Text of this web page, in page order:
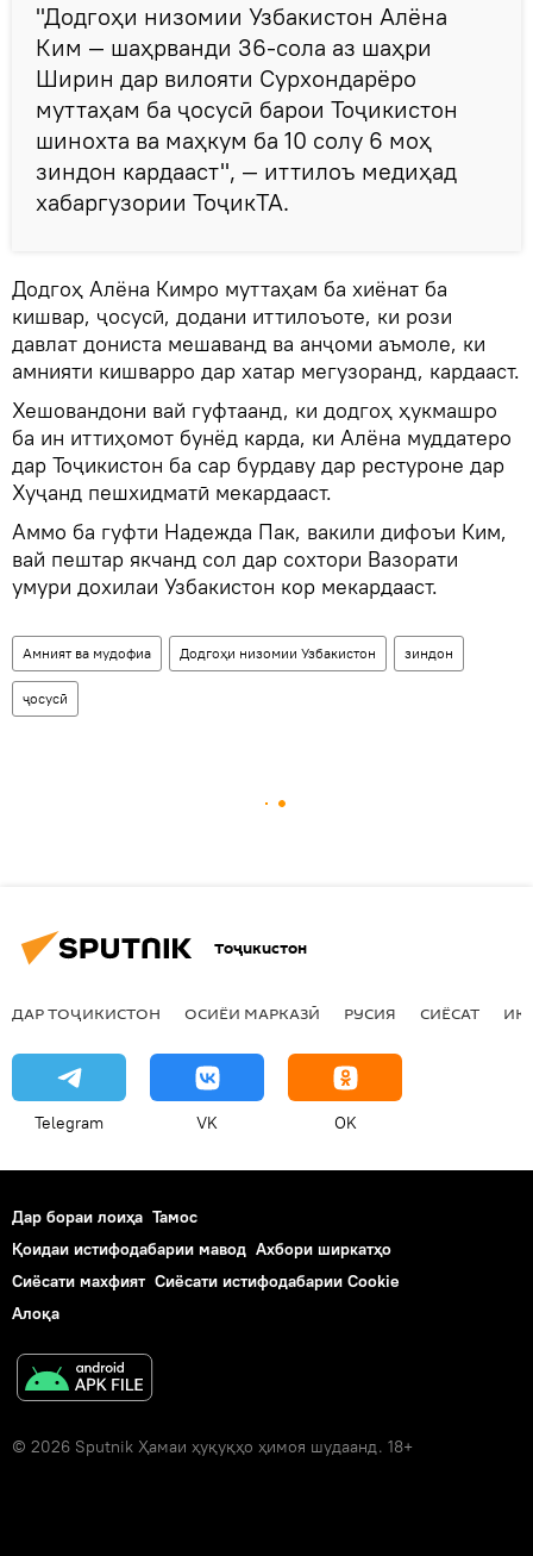
"Додгоҳи низомии Узбакистон Алёна
Ким — шаҳрванди 36-сола аз шаҳри
Ширин дар вилояти Сурхондарёро
муттаҳам ба ҷосусӣ барои Тоҷикистон
шинохта ва маҳкум ба 10 солу 6 моҳ
зиндон кардааст", — иттилоъ медиҳад
хабаргузории ТоҷикТА.
Додгоҳ Алёна Кимро муттаҳам ба хиёнат ба
кишвар, ҷосусӣ, додани иттилоъоте, ки рози
давлат дониста мешаванд ва анҷоми аъмоле, ки
амнияти кишварро дар хатар мегузоранд, кардааст.
Хешовандони вай гуфтаанд, ки додгоҳ ҳукмашро
ба ин иттиҳомот бунёд карда, ки Алёна муддатеро
дар Тоҷикистон ба сар бурдаву дар рестуроне дар
Хуҷанд пешхидматӣ мекардааст.
Аммо ба гуфти Надежда Пак, вакили дифоъи Ким,
вай пештар якчанд сол дар сохтори Вазорати
умури дохилаи Узбакистон кор мекардааст.
Амният ва мудофиа Додгоҳи низомии Узбакистон зиндон
ҷосусӣ
Тоҷикистон
ДАР ТОҶИКИСТОН ОСИЁИ МАРКАЗӢ РУСИЯ СИЁСАТ
Telegram VK OK
Дар бораи лоиҳа Тамос
Қоидаи истифодабарии мавод Ахбори ширкатҳо
Сиёсати махфият Сиёсати истифодабарии Cookie
Алоқа
© 2026 Sputnik Ҳамаи ҳуқуқҳо ҳимоя шудаанд. 18+